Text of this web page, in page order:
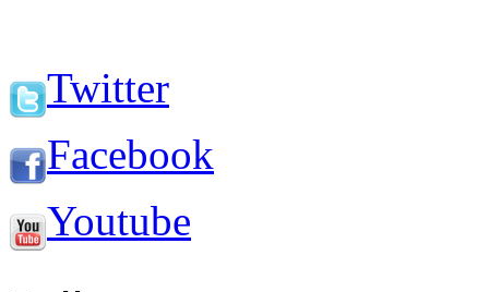
Twitter
Facebook
Youtube